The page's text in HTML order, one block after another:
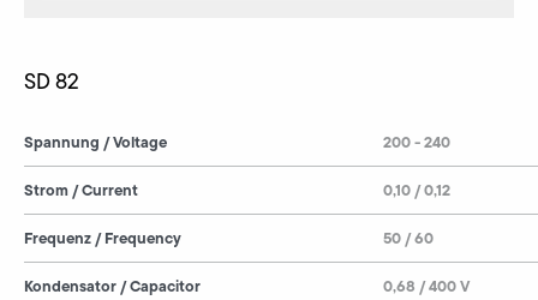
SD 82
Spannung / Voltage
Strom / Current
Frequenz / Frequency
Kondensator / Capacitor
200 - 240
0,10 / 0,12
50 / 60
0,68 / 400 V